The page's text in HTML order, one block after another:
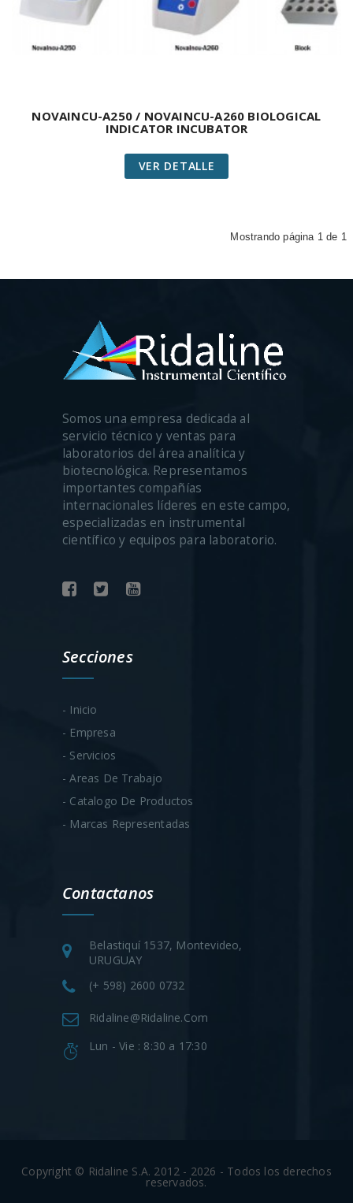
NOVAINCU-A250 / NOVAINCU-A260 BIOLOGICAL
INDICATOR INCUBATOR
VER DETALLE
Mostrando página 1 de 1
Somos una empresa dedicada al
servicio técnico y ventas para
laboratorios del área analítica y
biotecnológica. Representamos
importantes compañías
internacionales líderes en este campo,
especializadas en instrumental
científico y equipos para laboratorio.
Secciones
- Inicio
- Empresa
- Servicios
- Areas De Trabajo
- Catalogo De Productos
- Marcas Representadas
Contactanos
Belastiquí 1537, Montevideo,
URUGUAY
(+ 598) 2600 0732
Ridaline@ridaline.com
Lun - Vie : 8:30 a 17:30
Copyright © Ridaline S.A. 2012 - 2026 - Todos los derechos
reservados.